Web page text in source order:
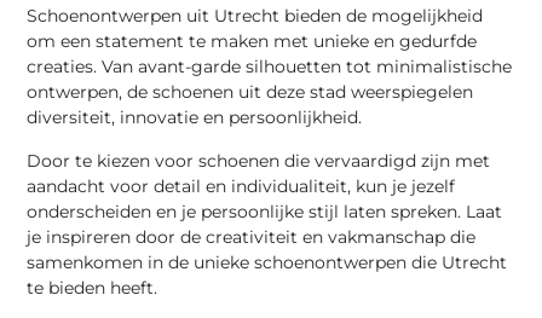
Schoenontwerpen uit Utrecht bieden de mogelijkheid
om een statement te maken met unieke en gedurfde
creaties. Van avant-garde silhouetten tot minimalistische
ontwerpen, de schoenen uit deze stad weerspiegelen
diversiteit, innovatie en persoonlijkheid.
Door te kiezen voor schoenen die vervaardigd zijn met
aandacht voor detail en individualiteit, kun je jezelf
onderscheiden en je persoonlijke stijl laten spreken. Laat
je inspireren door de creativiteit en vakmanschap die
samenkomen in de unieke schoenontwerpen die Utrecht
te bieden heeft.